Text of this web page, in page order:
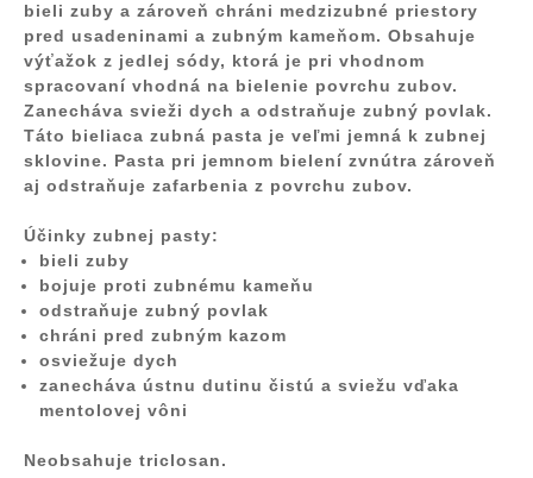
bieli zuby a zároveň chráni medzizubné priestory
pred usadeninami a zubným kameňom. Obsahuje
výťažok z jedlej sódy, ktorá je pri vhodnom
spracovaní vhodná na bielenie povrchu zubov.
Zanecháva svieži dych a odstraňuje zubný povlak.
Táto bieliaca zubná pasta je veľmi jemná k zubnej
sklovine. Pasta pri jemnom bielení zvnútra zároveň
aj odstraňuje zafarbenia z povrchu zubov.
Účinky zubnej pasty:
bieli zuby
bojuje proti zubnému kameňu
odstraňuje zubný povlak
chráni pred zubným kazom
osviežuje dych
zanecháva ústnu dutinu čistú a sviežu vďaka
mentolovej vôni
Neobsahuje triclosan.